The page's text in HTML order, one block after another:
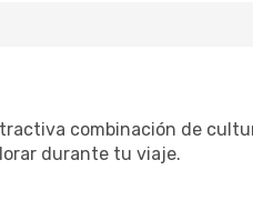
combinación de
durante tu viaje.